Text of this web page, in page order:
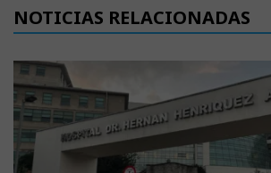
NOTICIAS RELACIONADAS